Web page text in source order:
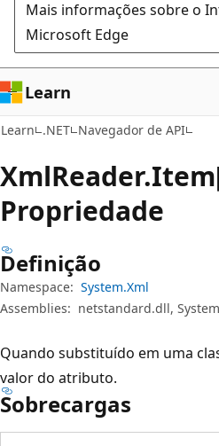
Mais informações sobre o
Microsoft Edge
Learn
Learn .NET Navegador de API
XmlReader.
Propriedade
Definição
Namespace: System.Xml
Assemblies: netstandard.dll,
Quando substituído em uma
valor do atributo.
Sobrecargas